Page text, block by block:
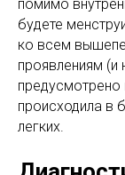
помимо
будете
ко всем
проявлениям (и
предусмотрено
происходила в
легких.